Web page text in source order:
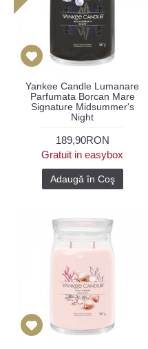
Yankee Candle Lumanare
Parfumata Borcan Mare
Signature Midsummer's
Night
189,90RON
Gratuit in easybox
Adaugă în Coş